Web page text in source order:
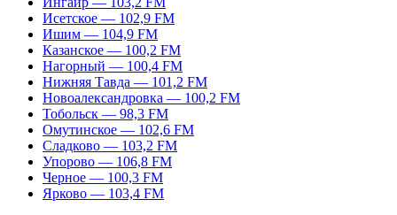
Исетское — 102,9 FM
Ишим — 104,9 FM
Казанское — 100,2 FM
Нагорный — 100,4 FM
Нижняя Тавда — 101,2 FM
Новоалександровка — 100,2 FM
Тобольск — 98,3 FM
Омутинское — 102,6 FM
Сладково — 103,2 FM
Упорово — 106,8 FM
Черное — 100,3 FM
Ярково — 103,4 FM